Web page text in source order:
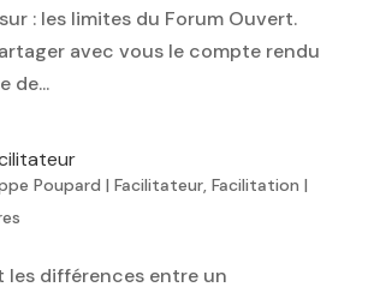
: les limites du Forum Ouvert.
avec vous le compte rendu
de...
Poupard | Facilitateur, Facilitation |
les différences entre un